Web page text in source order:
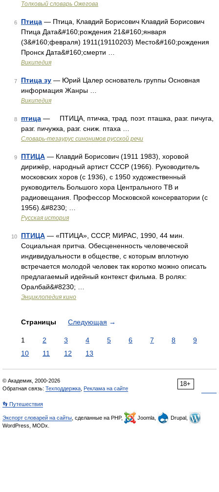
Толковый словарь Ожегова
6 Птица — Птица, Клавдий Борисович Клавдий Борисович
Птица Дата&#160;рождения 21&#160;января
(3&#160;февраля) 1911(19110203) Место&#160;рождения
Пронск Дата&#160;смерти …
Википедия
7 Птица зу — Юрий Цалер основатель группы Основная
информация Жанры …
Википедия
8 птица — ПТИЦА, птичка, трад. поэт. пташка, разг. пичуга,
разг. пичужка, разг. сниж. птаха …
Словарь-тезаурус синонимов русской речи
9 ПТИЦА — Клавдий Борисович (1911 1983), хоровой
дирижёр, народный артист СССР (1966). Руководитель
московских хоров (с 1936), с 1950 художественный
руководитель Большого хора Центрального ТВ и
радиовещания. Профессор Московской консерватории (с
1956).&#8230; …
Русская история
10 ПТИЦА — «ПТИЦА», СССР, МИРАС, 1990, 44 мин.
Социальная притча. Обесцененность человеческой
индивидуальности в обществе, с которым вплотную
встречается молодой человек так коротко можно описать
предлагаемый идейный контекст фильма. В ролях:
Оралбай&#8230; …
Энциклопедия кино
Страницы Следующая →
1 2 3 4 5 6 7 8
9
10
11 12 13
18+
© Академик, 2000-2026
Обратная связь: Техподдержка Реклама на сайте
👣 Путешествия
Экспорт словарей на сайты , сделанные на PHP, Joomla,
Drupal,
WordPress, MODx.